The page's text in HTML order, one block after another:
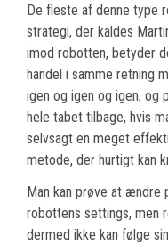
De fleste af denne type
strategi, der kaldes
imod robotten, betyder
handel i samme retning
igen og igen og igen, og
hele tabet tilbage, hvis
selvsagt en meget
metode, der hurtigt kan
Man kan prøve at ændre
robottens settings, men
dermed ikke kan følge